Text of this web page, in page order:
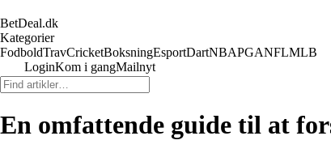
BetDeal.dk
Kategorier
FodboldTravCricketBoksningEsportDartNBAPGANFLMLB
LoginKom i gangMailnyt
En omfattende guide til at